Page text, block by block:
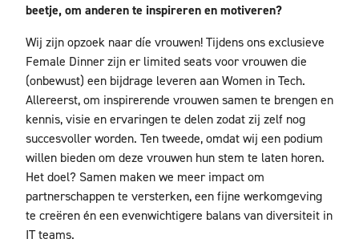
beetje, om anderen te inspireren en motiveren?
Wij zijn opzoek naar díe vrouwen! Tijdens ons exclusieve
Female Dinner zijn er limited seats voor vrouwen die
(onbewust) een bijdrage leveren aan Women in Tech.
Allereerst, om inspirerende vrouwen samen te brengen en
kennis, visie en ervaringen te delen zodat zij zelf nog
succesvoller worden. Ten tweede, omdat wij een podium
willen bieden om deze vrouwen hun stem te laten horen.
Het doel? Samen maken we meer impact om
partnerschappen te versterken, een fijne werkomgeving
te creëren én een evenwichtigere balans van diversiteit in
IT teams.